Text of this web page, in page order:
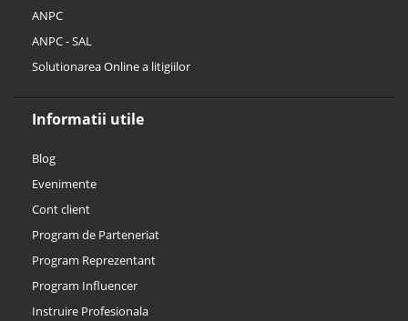
ANPC
ANPC - SAL
Solutionarea Online a litigiilor
Informatii utile
Blog
Evenimente
Cont client
Program de Parteneriat
Program Reprezentant
Program Influencer
Instruire Profesionala